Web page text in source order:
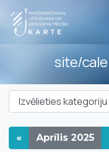
site/
« Aprīlis 2025